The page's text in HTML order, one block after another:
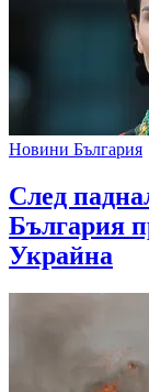
Новини България
След
България
Украйна